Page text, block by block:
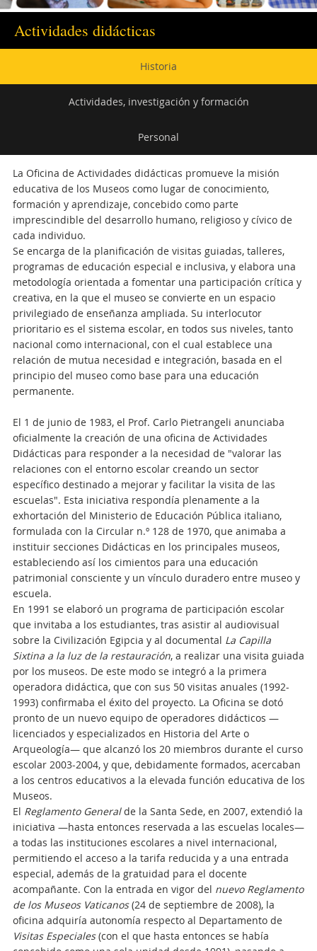
Actividades didácticas
Historia
Actividades, investigación y formación
Personal
La Oficina de Actividades didácticas promueve la misión
educativa de los Museos como lugar de conocimiento,
formación y aprendizaje, concebido como parte
imprescindible del desarrollo humano, religioso y cívico de
cada individuo.
Se encarga de la planificación de visitas guiadas, talleres,
programas de educación especial e inclusiva, y elabora una
metodología orientada a fomentar una participación crítica y
creativa, en la que el museo se convierte en un espacio
privilegiado de enseñanza ampliada. Su interlocutor
prioritario es el sistema escolar, en todos sus niveles, tanto
nacional como internacional, con el cual establece una
relación de mutua necesidad e integración, basada en el
principio del museo como base para una educación
permanente.
El 1 de junio de 1983, el Prof. Carlo Pietrangeli anunciaba
oficialmente la creación de una oficina de Actividades
Didácticas para responder a la necesidad de "valorar las
relaciones con el entorno escolar creando un sector
específico destinado a mejorar y facilitar la visita de las
escuelas". Esta iniciativa respondía plenamente a la
exhortación del Ministerio de Educación Pública italiano,
formulada con la Circular n.º 128 de 1970, que animaba a
instituir secciones Didácticas en los principales museos,
estableciendo así los cimientos para una educación
patrimonial consciente y un vínculo duradero entre museo y
escuela.
En 1991 se elaboró un programa de participación escolar
que invitaba a los estudiantes, tras asistir al audiovisual
sobre la Civilización Egipcia y al documental La Capilla
Sixtina a la luz de la restauración, a realizar una visita guiada
por los museos. De este modo se integró a la primera
operadora didáctica, que con sus 50 visitas anuales (1992-
1993) confirmaba el éxito del proyecto. La Oficina se dotó
pronto de un nuevo equipo de operadores didácticos —
licenciados y especializados en Historia del Arte o
Arqueología— que alcanzó los 20 miembros durante el curso
escolar 2003-2004, y que, debidamente formados, acercaban
a los centros educativos a la elevada función educativa de los
Museos.
El Reglamento Generalde la Santa Sede, en 2007, extendió la
iniciativa —hasta entonces reservada a las escuelas locales—
a todas las instituciones escolares a nivel internacional,
permitiendo el acceso a la tarifa reducida y a una entrada
especial, además de la gratuidad para el docente
acompañante. Con la entrada en vigor del nuevo Reglamento
de los Museos Vaticanos(24 de septiembre de 2008), la
oficina adquiría autonomía respecto al Departamento de
Visitas Especiales(con el que hasta entonces se había